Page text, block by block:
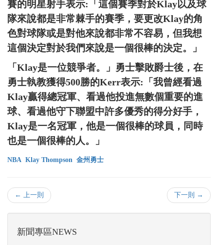
賽的明星射手表示:「這個賽季對於Klay以及球
隊來說都是非常棘手的賽季，要更改Klay的角
色對球隊或是對他來說都非常不容易，但我想
這個決定對於我們來說是一個很棒的決定。」
「Klay是一位競爭者。」勇士擊敗爵士後，在
勇士執教獲得500勝的Kerr表示:「我曾經看過
Klay贏得總冠軍、看過他投進無數個重要的進
球、看過他守下聯盟中許多優秀的得分好手，
Klay是一名冠軍，他是一個很棒的球員，同時
也是一個很棒的人。」
NBA Klay Thompson 金州勇士
← 上一則 下一則 →
新聞專區NEWS